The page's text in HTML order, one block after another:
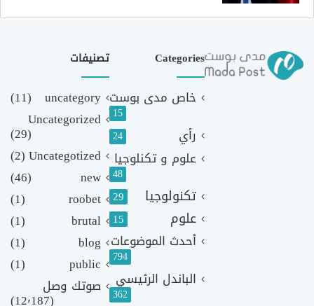
Categories
خاص مدى بوست
15
رأي 24
علوم و تكنلوجيا
48
تكنولوجيا 29
علوم 15
أحدث الموضوعات
794
الباندل الرئيسي
362
تصنيفات
uncategory
(11)
Uncategorized
(29)
Uncategotized
(2)
new
(46)
roobet
(1)
brutal
(1)
blog
(1)
public
(1)
صوتك وصل
(12٬187)